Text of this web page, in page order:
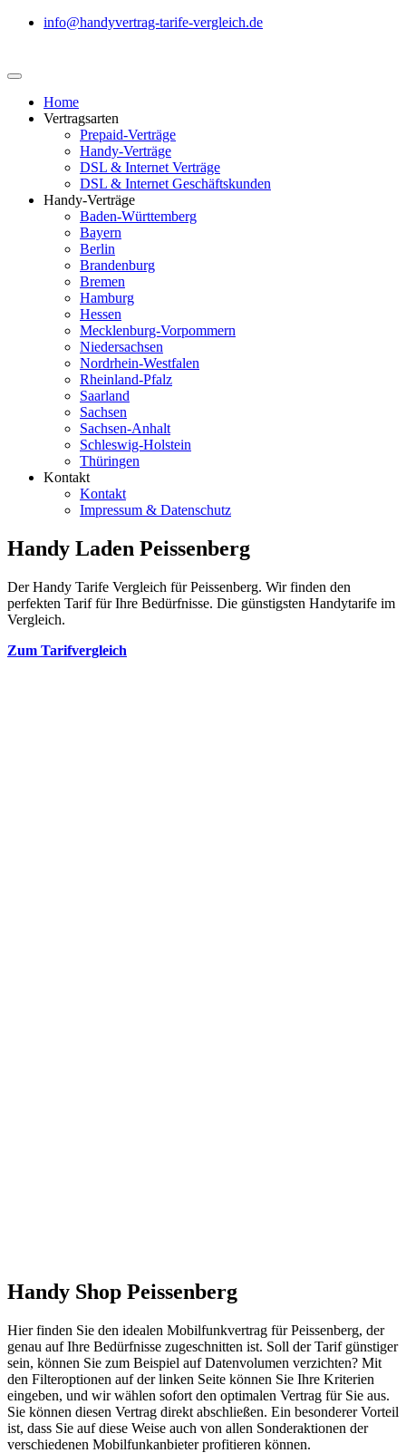
info@handyvertrag-tarife-vergleich.de
Home
Vertragsarten
Prepaid-Verträge
Handy-Verträge
DSL & Internet Verträge
DSL & Internet Geschäftskunden
Handy-Verträge
Baden-Württemberg
Bayern
Berlin
Brandenburg
Bremen
Hamburg
Hessen
Mecklenburg-Vorpommern
Niedersachsen
Nordrhein-Westfalen
Rheinland-Pfalz
Saarland
Sachsen
Sachsen-Anhalt
Schleswig-Holstein
Thüringen
Kontakt
Kontakt
Impressum & Datenschutz
Handy Laden Peissenberg
Der Handy Tarife Vergleich für Peissenberg. Wir finden den
perfekten Tarif für Ihre Bedürfnisse. Die günstigsten Handytarife im
Vergleich.
Zum Tarifvergleich
Handy Shop Peissenberg
Hier finden Sie den idealen Mobilfunkvertrag für Peissenberg, der
genau auf Ihre Bedürfnisse zugeschnitten ist. Soll der Tarif günstiger
sein, können Sie zum Beispiel auf Datenvolumen verzichten? Mit
den Filteroptionen auf der linken Seite können Sie Ihre Kriterien
eingeben, und wir wählen sofort den optimalen Vertrag für Sie aus.
Sie können diesen Vertrag direkt abschließen. Ein besonderer Vorteil
ist, dass Sie auf diese Weise auch von allen Sonderaktionen der
verschiedenen Mobilfunkanbieter profitieren können.